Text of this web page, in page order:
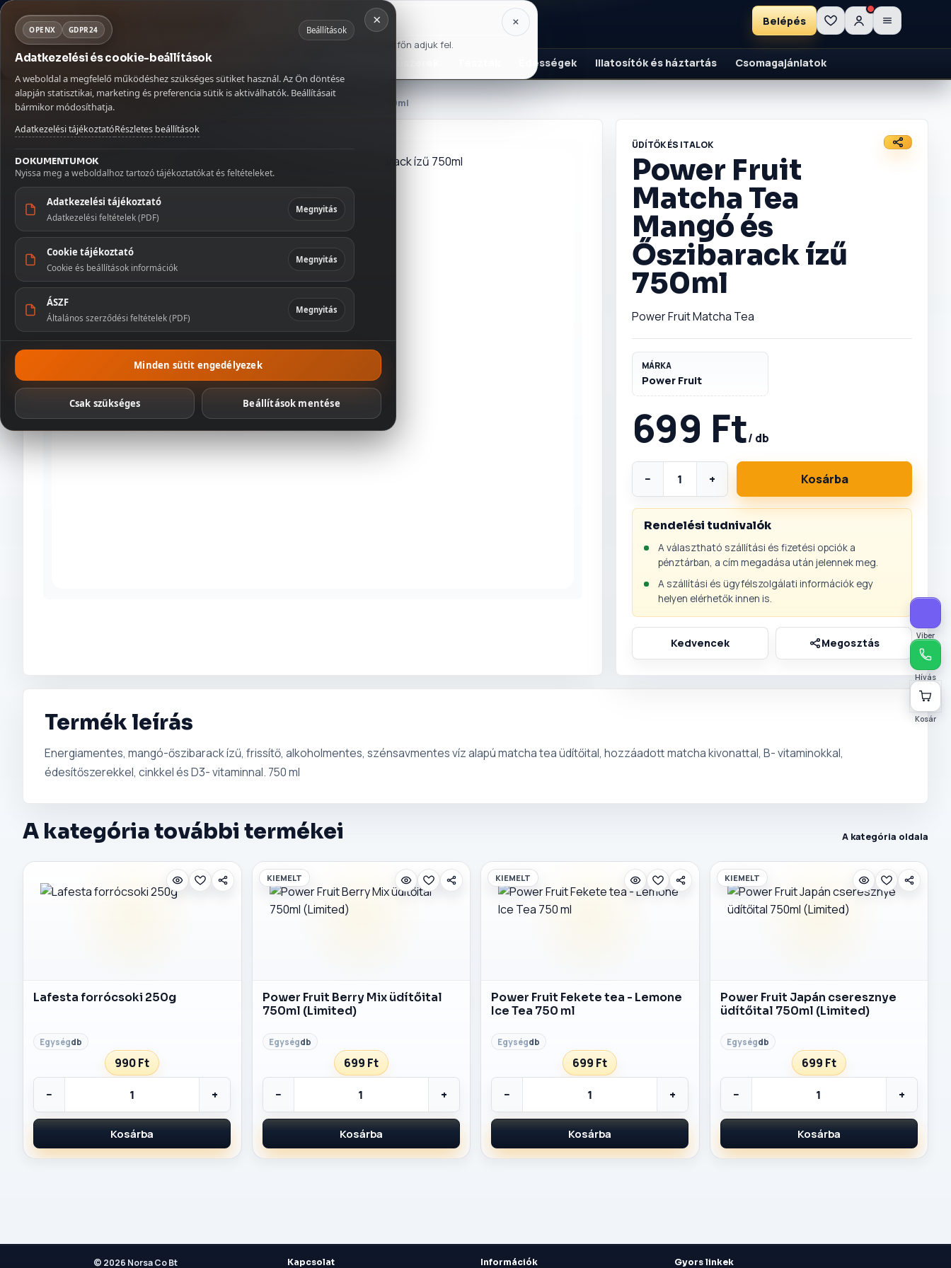
Belépés
Kávé Szörpök Édességek Illatosítók és háztartás Csomagajánlatok
NORSA CO BT
MENÜ
🏠 Kezdőlap
Kapcsolat
Kávé
Szószok és fűszerek
Tészták
Édességek
Illatosítók és
háztartás
Csomagajánlatok
Kezdőoldal/Üdítők és italok Power Fruit Matcha Tea Mangó és Őszibarack ízű 750ml
ÜDÍTŐK ÉS ITALOK
Power Fruit
Matcha Tea
Mangó és
Őszibarack ízű
750ml
Power Fruit Matcha Tea
MÁRKA
Power Fruit
699 Ft/ db
− + Kosárba
Rendelési tudnivalók
A választható szállítási és fizetési opciók a
pénztárban, a cím megadása után jelennek meg.
A szállítási és ügyfélszolgálati információk egy
helyen elérhetők innen is.
Termék leírás
Energiamentes, mangó-őszibarack ízű, frissítő, alkoholmentes, szénsavmentes víz alapú matcha tea üdítőital, hozzáadott matcha kivonattal, B- vitaminokkal,
édesítőszerekkel, cinkkel és D3- vitaminnal. 750 ml
A kategória további termékei A kategória oldala
Lafesta forrócsoki 250g
db
990 Ft
− +
Kosárba
KIEMELT
Power Fruit Berry Mix üdítőital
750ml (Limited)
db
699 Ft
− +
Kosárba
KIEMELT
Power Fruit Fekete tea - Lemone
Ice Tea 750 ml
db
699 Ft
− +
Kosárba
KIEMELT
Power Fruit Japán cseresznye
üdítőital 750ml (Limited)
db
699 Ft
− +
Kosárba
© 2026 Norsa Co Bt Kapcsolat Információk Gyors linkek
Viber
Hívás
Kosár
Kosár ×
Betöltés...
×
Fontos szállítási információ
Szabadság miatt az augusztus 9–16. között leadott rendeléseket augusztus 17-én, hétfőn adjuk fel.
Köszönjük megértését!
×
OPENX GDPR24 Beállítások
Adatkezelési és cookie-beállítások
A weboldal a megfelelő működéshez szükséges sütiket használ. Az Ön döntése
alapján statisztikai, marketing és preferencia sütik is aktiválhatók. Beállításait
bármikor módosíthatja.
Adatkezelési tájékoztatóRészletes beállítások
DOKUMENTUMOK
Nyissa meg a weboldalhoz tartozó tájékoztatókat és feltételeket.
Adatkezelési tájékoztató
Adatkezelési feltételek (PDF)
Megnyitás
Cookie tájékoztató
Cookie és beállítások információk
Megnyitás
ÁSZF
Általános szerződési feltételek (PDF)
Megnyitás
Minden sütit engedélyezek
Csak szükséges Beállítások mentése